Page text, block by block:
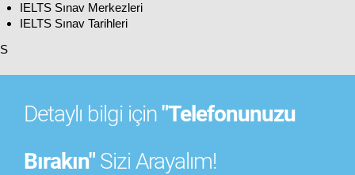
IELTS Sınav Merkezleri
IELTS Sınav Tarihleri
S
Detaylı bilgi için "Telefonunuzu
Bırakın" Sizi Arayalım!